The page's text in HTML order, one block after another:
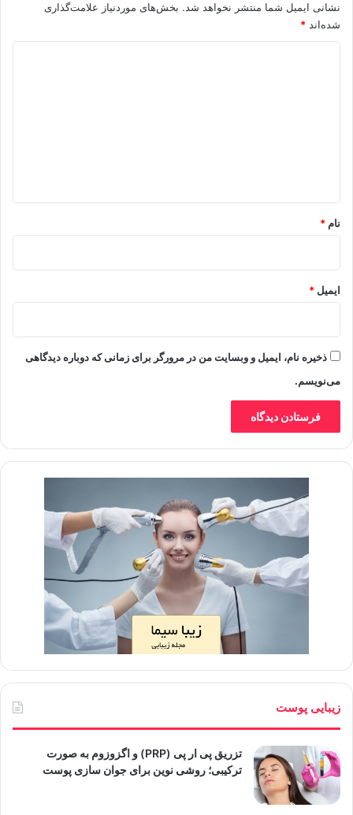
نشانی ایمیل شما منتشر نخواهد شد. بخش‌های موردنیاز علامت‌گذاری
شده‌اند *
نام *
ایمیل *
ذخیره نام، ایمیل و وبسایت من در مرورگر برای زمانی که دوباره دیدگاهی
می‌نویسم.
زیبایی پوست
تزریق پی ار پی (PRP) و اگزوزوم به صورت
ترکیبی؛ روشی نوین برای جوان سازی پوست